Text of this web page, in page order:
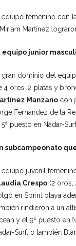
equipo femenino con
Martínez
equipo junior
gran dominio del
4 oros, 2 platas y
Manzanocon
Fernandez de la
puesto en Nadar-
subcampeonato
equipo juvenil
Crespo(2 oros,
en Sprint playa
rindieron a un
y el 9º puesto en
Surf, o también